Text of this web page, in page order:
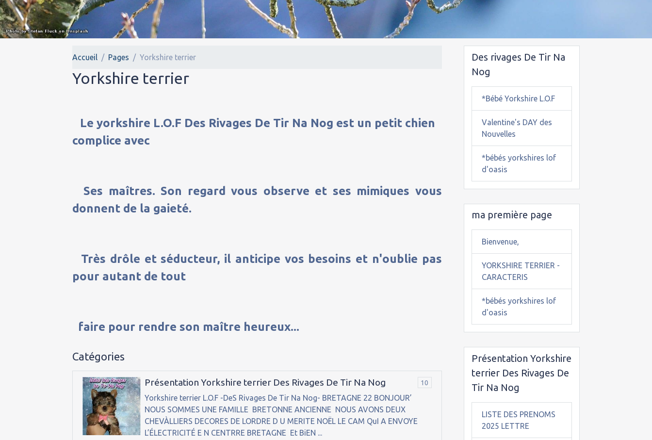
Accueil Pages Yorkshire terrier
Yorkshire terrier
Le yorkshire L.O.F Des Rivages De Tir Na Nog est un petit chien
complice avec
Ses maîtres. Son regard vous observe et ses mimiques vous
donnent de la gaieté.
Très drôle et séducteur, il anticipe vos besoins et n'oublie pas
pour autant de tout
faire pour rendre son maître heureux...
Catégories
Présentation Yorkshire terrier Des Rivages De Tir Na Nog 10
Yorkshire terrier L.O.F -DeS Rivages De Tir Na Nog- BRETAGNE 22 BONJOUR’
NOUS SOMMES UNE FAMILLE BRETONNE ANCIENNE NOUS AVONS DEUX
CHEVÀLLIERS DECORES DE LORDRE D U MERITE NOËL LE CAM QuI A ENVOYE
L’ÉLECTRICITÉ E N CENTRRE BRETAGNE Et BiEN ...
Des rivages De Tir Na
Nog
*Bébé Yorkshire L.O.F
Valentine's DAY des
Nouvelles
*bébés yorkshires lof
d'oasis
ma première page
Bienvenue,
YORKSHIRE TERRIER -
CARACTERIS
*bébés yorkshires lof
d'oasis
Présentation Yorkshire
terrier Des Rivages De
Tir Na Nog
LISTE DES PRENOMS
2025 LETTRE